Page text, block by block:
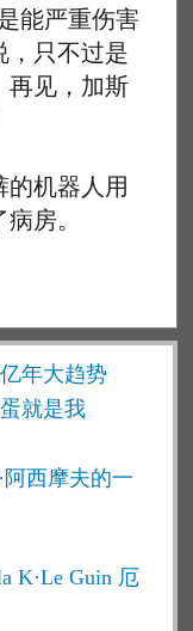
能严重伤害
，只不过是
再见，加斯
机器人用
房。
年大趋势
就是我
西摩夫的一
K·Le Guin 厄